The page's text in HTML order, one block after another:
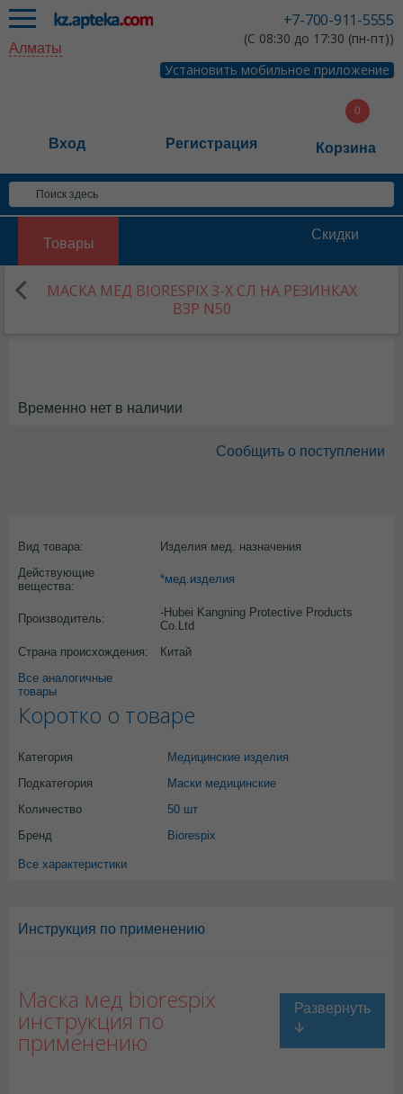
+7-700-911-5555
(С 08:30 до 17:30 (пн-пт))
Установить мобильное приложение
Алматы
Вход Регистрация Корзина
Товары
Скидки
МАСКА МЕД BIORESPIX 3-Х СЛ НА РЕЗИНКАХ
ВЗР N50
Временно нет в наличии
Сообщить о поступлении
Вид товара:
Изделия мед. назначения
Действующие
вещества:
*мед.изделия
Производитель:
-Hubei Kangning Protective Products
Co.Ltd
Страна происхождения:
Китай
Все аналогичные
товары
Коротко о товаре
Категория
Медицинские изделия
Подкатегория
Маски медицинские
Количество
50 шт
Бренд
Biorespix
Все характеристики
Инструкция по применению
Маска мед biorespix
инструкция по
применению